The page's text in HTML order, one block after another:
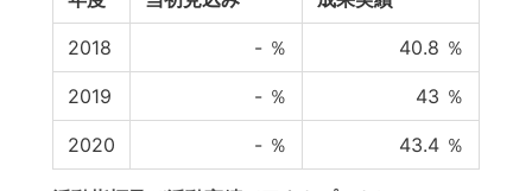
2018 - ％ 40.8 ％
2019 - ％ 43 ％
2020 - ％ 43.4 ％